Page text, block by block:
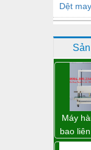
Dệt
Dịch
Điện
Điện
Điện
Đóng
Máy
bao